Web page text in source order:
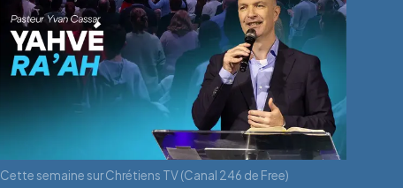
Cette semaine sur Chrétiens TV (Canal 246 de Free)